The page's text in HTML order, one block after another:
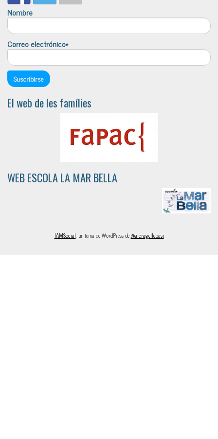
Nombre
Correo electrónico*
El web de les famílies
WEB ESCOLA LA MAR BELLA
IAMSocial, un tema de WordPress de@aicragellebasi